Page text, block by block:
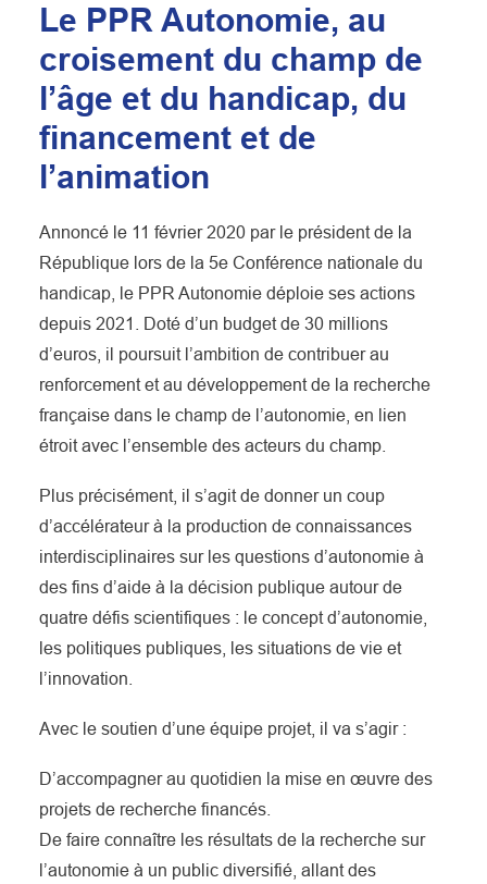
Le PPR Autonomie, au
croisement du champ de
l’âge et du handicap, du
financement et de
l’animation
Annoncé le 11 février 2020 par le président de la
République lors de la 5e Conférence nationale du
handicap, le PPR Autonomie déploie ses actions
depuis 2021. Doté d’un budget de 30 millions
d’euros, il poursuit l’ambition de contribuer au
renforcement et au développement de la recherche
française dans le champ de l’autonomie, en lien
étroit avec l’ensemble des acteurs du champ.
Plus précisément, il s’agit de donner un coup
d’accélérateur à la production de connaissances
interdisciplinaires sur les questions d’autonomie à
des fins d’aide à la décision publique autour de
quatre défis scientifiques : le concept d’autonomie,
les politiques publiques, les situations de vie et
l’innovation.
Avec le soutien d’une équipe projet, il va s’agir :
D’accompagner au quotidien la mise en œuvre des
projets de recherche financés.
De faire connaître les résultats de la recherche sur
l’autonomie à un public diversifié, allant des